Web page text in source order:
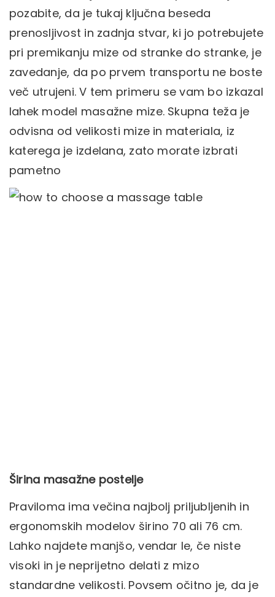
pozabite, da je tukaj ključna beseda
prenosljivost in zadnja stvar, ki jo potrebujete
pri premikanju mize od stranke do stranke, je
zavedanje, da po prvem transportu ne boste
več utrujeni. V tem primeru se vam bo izkazal
lahek model masažne mize. Skupna teža je
odvisna od velikosti mize in materiala, iz
katerega je izdelana, zato morate izbrati
pametno
Širina masažne postelje
Praviloma ima večina najbolj priljubljenih in
ergonomskih modelov širino 70 ali 76 cm.
Lahko najdete manjšo, vendar le, če niste
visoki in je neprijetno delati z mizo
standardne velikosti. Povsem očitno je, da je